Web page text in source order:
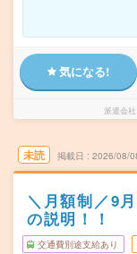
気になる!
派遣会社
未読 掲載日 2026/08/
＼月額制／9
の説明！！
交通費別途支給あり